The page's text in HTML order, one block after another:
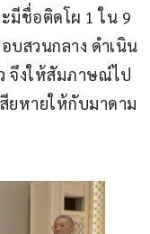
มีชื่อติดโผ 1 ใน 9
บสวนกลาง ดำเนิน
จึงให้สัมภาษณ์ไป
ยหายให้กับมาดาม